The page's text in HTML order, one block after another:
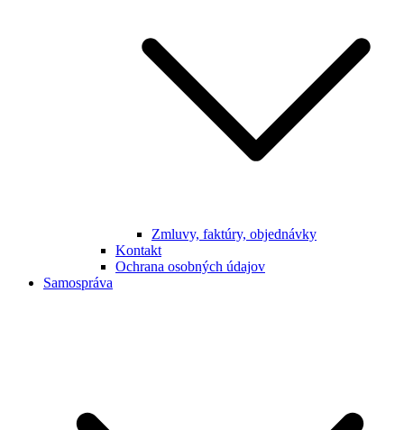
Zmluvy, faktúry, objednávky
Kontakt
Ochrana osobných údajov
Samospráva